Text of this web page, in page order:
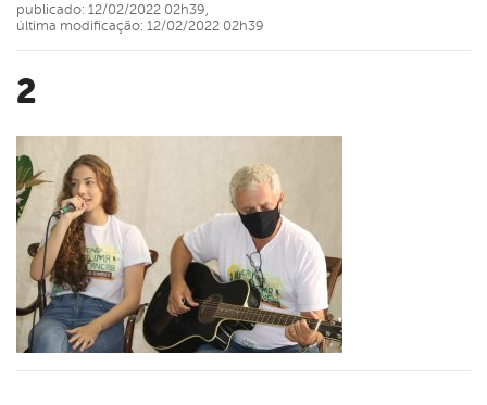
2
publicado: 12/02/2022 02h39,
última modificação: 12/02/2022 02h39